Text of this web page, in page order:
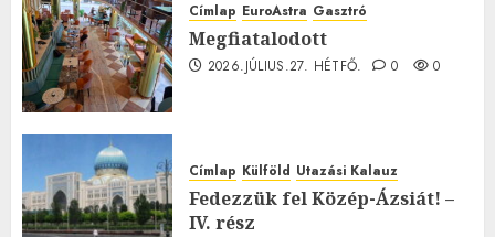
Címlap EuroAstra Gasztró
Megfiatalodott
2026.JÚLIUS.27. HÉTFŐ. 0 0
Címlap Külföld Utazási Kalauz
Fedezzük fel Közép-Ázsiát! –
IV. rész